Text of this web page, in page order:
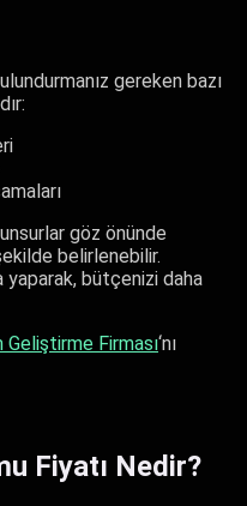
gereken bazı
göz önünde
belirlenebilir.
yaparak, bütçenizi daha
Geliştirme Firması​‘nı
Fiyatı Nedir?